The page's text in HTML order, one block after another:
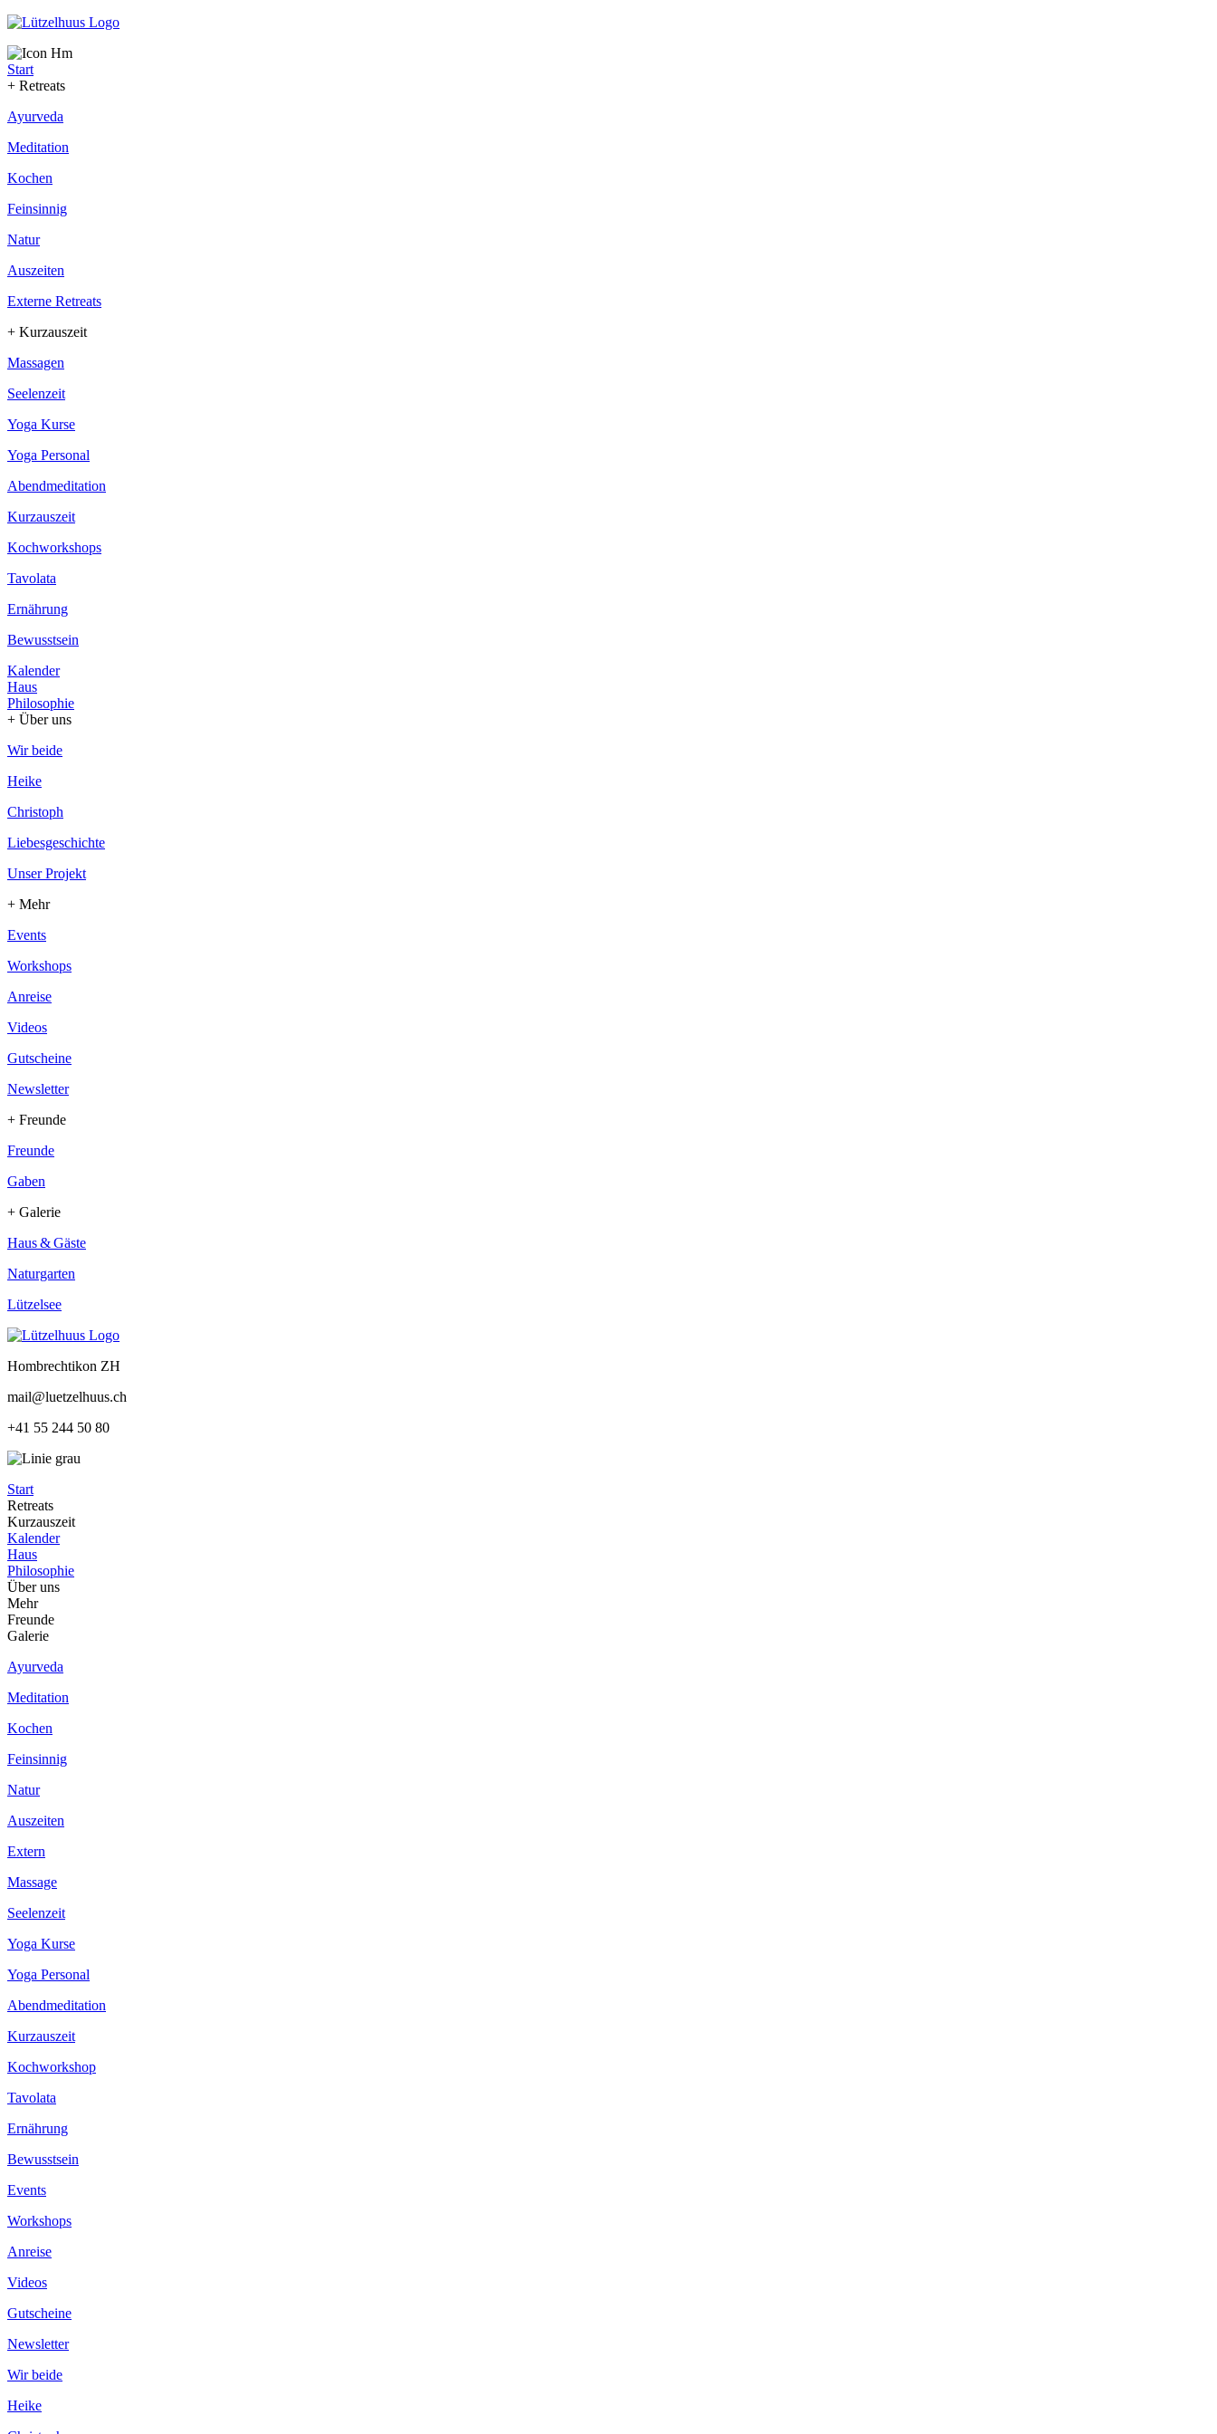
Start
+ Retreats
Ayurveda
Meditation
Kochen
Feinsinnig
Natur
Auszeiten
Externe Retreats
+ Kurzauszeit
Massagen
Seelenzeit
Yoga Kurse
Yoga Personal
Abendmeditation
Kurzauszeit
Kochworkshops
Tavolata
Ernährung
Bewusstsein
Kalender
Haus
Philosophie
+ Über uns
Wir beide
Heike
Christoph
Liebesgeschichte
Unser Projekt
+ Mehr
Events
Workshops
Anreise
Videos
Gutscheine
Newsletter
+ Freunde
Freunde
Gaben
+ Galerie
Haus & Gäste
Naturgarten
Lützelsee
Hombrechtikon ZH
mail@luetzelhuus.ch
+41 55 244 50 80
Start
Retreats
Kurzauszeit
Kalender
Haus
Philosophie
Über uns
Mehr
Freunde
Galerie
Ayurveda
Meditation
Kochen
Feinsinnig
Natur
Auszeiten
Extern
Massage
Seelenzeit
Yoga Kurse
Yoga Personal
Abendmeditation
Kurzauszeit
Kochworkshop
Tavolata
Ernährung
Bewusstsein
Events
Workshops
Anreise
Videos
Gutscheine
Newsletter
Wir beide
Heike